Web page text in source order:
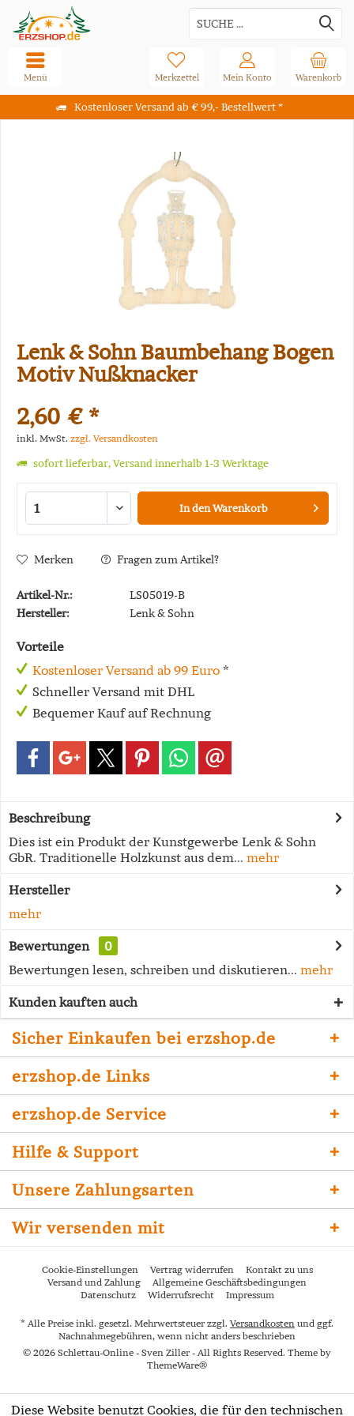
Kostenloser Versand ab € 99,- Bestellwert *
Warenkorb
Merkzettel Mein Konto
Menü
Lenk & Sohn Baumbehang Bogen
Motiv Nußknacker
2,60 € *
inkl. MwSt. zzgl. Versandkosten
sofort lieferbar, Versand innerhalb 1-3 Werktage
In denWarenkorb
Merken Fragen zum Artikel?
Artikel-Nr.:
LS05019-B
Hersteller:
Lenk & Sohn
Vorteile
Kostenloser Versand ab 99 Euro *
Schneller Versand mit DHL
Bequemer Kauf auf Rechnung
Beschreibung
Dies ist ein Produkt der Kunstgewerbe Lenk & Sohn
GbR. Traditionelle Holzkunst aus dem... mehr
Hersteller
mehr
Bewertungen
0
Bewertungen lesen, schreiben und diskutieren... mehr
Kunden kauften auch
Sicher Einkaufen bei erzshop.de
erzshop.de Links
erzshop.de Service
Hilfe & Support
Unsere Zahlungsarten
Wir versenden mit
Cookie-Einstellungen Vertrag widerrufen
Kontakt zu uns
Versand und Zahlung
Allgemeine Geschäftsbedingungen
Datenschutz
Widerrufsrecht Impressum
* Alle Preise inkl. gesetzl. Mehrwertsteuer zzgl. Versandkosten und ggf.
Nachnahmegebühren, wenn nicht anders beschrieben
© 2026 Schlettau-Online - Sven Ziller - All Rights Reserved. Theme by
ThemeWare®
Diese Website benutzt Cookies, die für den technischen